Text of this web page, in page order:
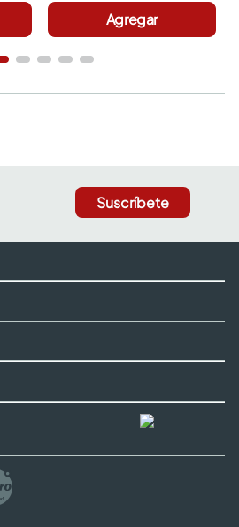
Agregar
Suscríbete